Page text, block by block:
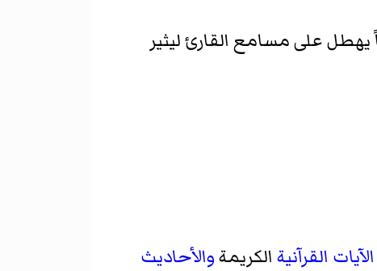
على مسامع القارئ ليثير
الآيات القرآنية الكريمةوالأحاديث